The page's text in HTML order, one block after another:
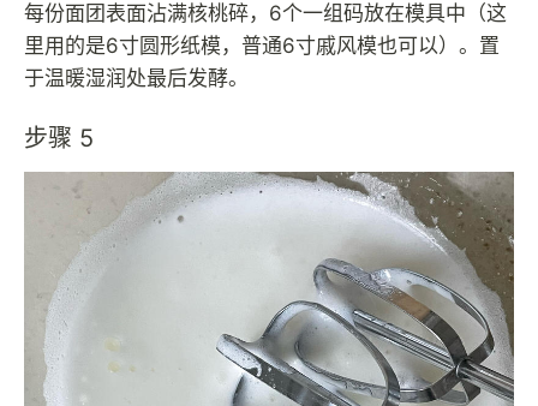
每份面团表面沾满核桃碎，6个一组码放在模具中（这
里用的是6寸圆形纸模，普通6寸戚风模也可以）。置
于温暖湿润处最后发酵。
步骤 5